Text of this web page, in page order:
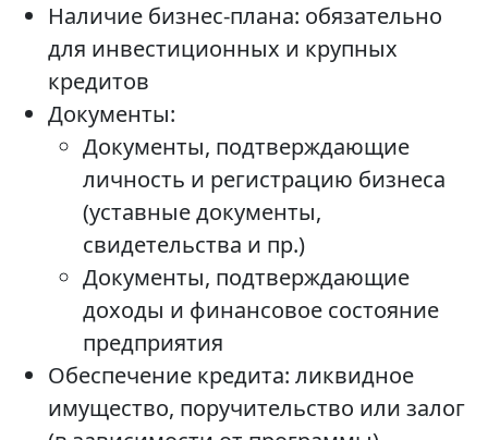
Наличие бизнес-плана: обязательно
для инвестиционных и крупных
кредитов
Документы:
Документы, подтверждающие
личность и регистрацию бизнеса
(уставные документы,
свидетельства и пр.)
Документы, подтверждающие
доходы и финансовое состояние
предприятия
Обеспечение кредита: ликвидное
имущество, поручительство или залог